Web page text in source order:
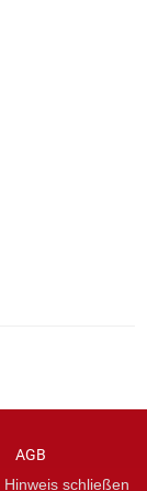
AGB
Hinweis schließen